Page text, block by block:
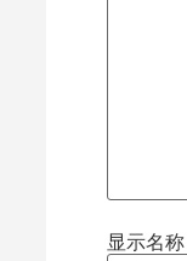
显示名称